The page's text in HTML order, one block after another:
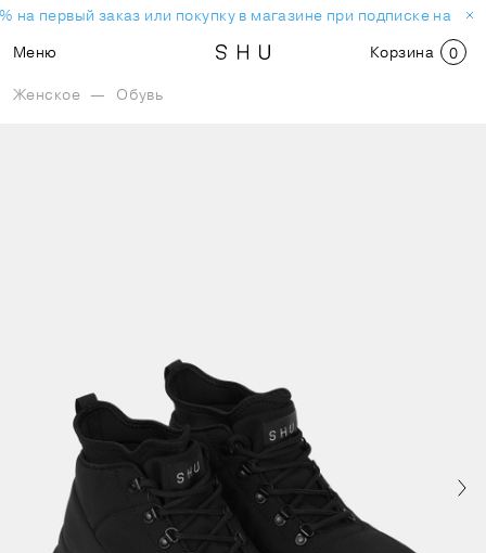
на первый заказ или покупку в магазине при подписке на
Меню
Корзина 0
Женское — Обувь